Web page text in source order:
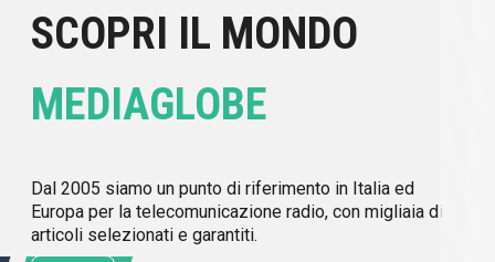
SCOPRI IL MONDO
MEDIAGLOBE
Dal 2005 siamo un punto di riferimento in Italia ed
Europa per la telecomunicazione radio, con migliaia di
articoli selezionati e garantiti.